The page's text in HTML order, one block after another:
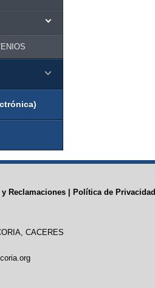
Reclamaciones Política de Privacidad
CACERES